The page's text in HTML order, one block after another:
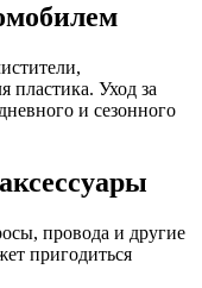
пластика. Уход за
и сезонного
провода и другие
пригодиться